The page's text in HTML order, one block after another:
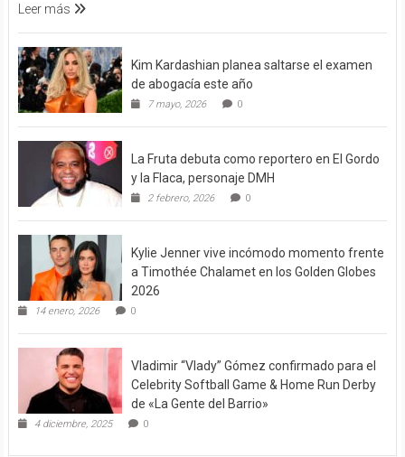
Leer más
Kim Kardashian planea saltarse el examen
de abogacía este año
7 mayo, 2026 0
La Fruta debuta como reportero en El Gordo
y la Flaca, personaje DMH
2 febrero, 2026 0
Kylie Jenner vive incómodo momento frente
a Timothée Chalamet en los Golden Globes
2026
14 enero, 2026 0
Vladimir “Vlady” Gómez confirmado para el
Celebrity Softball Game & Home Run Derby
de «La Gente del Barrio»
4 diciembre, 2025 0